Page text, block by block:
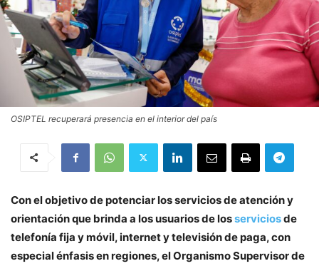
OSIPTEL recuperará presencia en el interior del país
Con el objetivo de potenciar los servicios de atención y
orientación que brinda a los usuarios de losserviciosde
telefonía fija y móvil, internet y televisión de paga, con
especial énfasis en regiones, el Organismo Supervisor de